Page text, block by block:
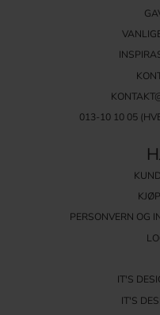
013-10 10 05
PERSONVERN OG
IT'S
IT'S